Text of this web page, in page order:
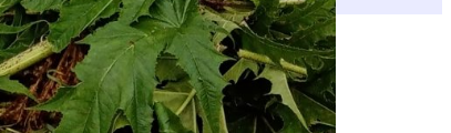
henkilökunta ja kalusto.
Työtä koordinoi taustalla Jenni